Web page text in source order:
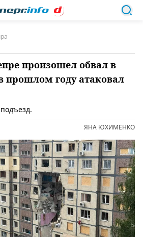
произошел обвал в
прошлом году атаковал
ЯНА ЮХИМЕНКО